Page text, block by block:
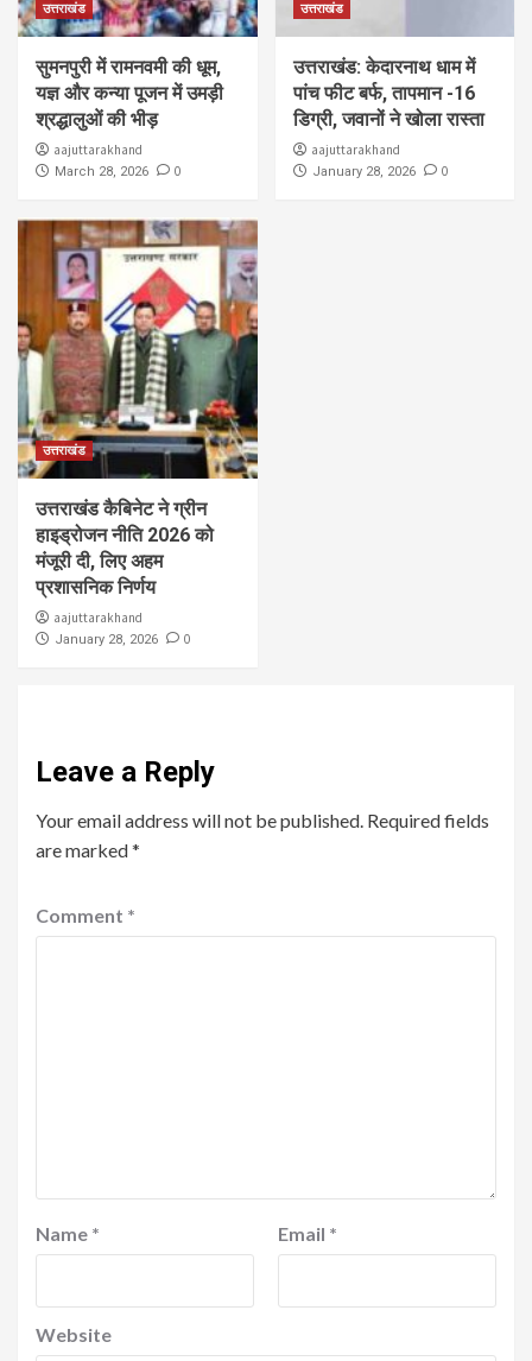
उत्तराखंड
सुमनपुरी में रामनवमी की धूम,
यज्ञ और कन्या पूजन में उमड़ी
श्रद्धालुओं की भीड़
aajuttarakhand
March 28, 2026 0
उत्तराखंड
उत्तराखंड: केदारनाथ धाम में
पांच फीट बर्फ, तापमान -16
डिग्री, जवानों ने खोला रास्ता
aajuttarakhand
January 28, 2026 0
उत्तराखंड
उत्तराखंड कैबिनेट ने ग्रीन
हाइड्रोजन नीति 2026 को
मंजूरी दी, लिए अहम
प्रशासनिक निर्णय
aajuttarakhand
January 28, 2026 0
Leave a Reply
Your email address will not be published. Required fields
are marked*
Comment *
Name * Email *
Website